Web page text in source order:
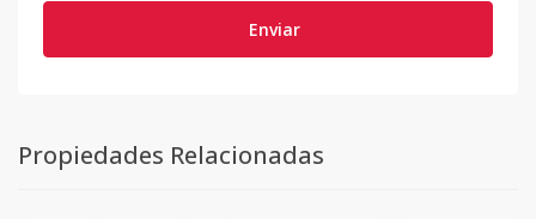
Enviar
Propiedades Relacionadas